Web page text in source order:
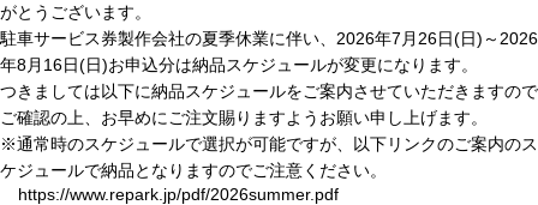
がとうございます。
駐車サービス券製作会社の夏季休業に伴い、2026年7月26日(日)～2026
年8月16日(日)お申込分は納品スケジュールが変更になります。
つきましては以下に納品スケジュールをご案内させていただきますので
ご確認の上、お早めにご注文賜りますようお願い申し上げます。
※通常時のスケジュールで選択が可能ですが、以下リンクのご案内のス
ケジュールで納品となりますのでご注意ください。
https://www.repark.jp/pdf/2026summer.pdf